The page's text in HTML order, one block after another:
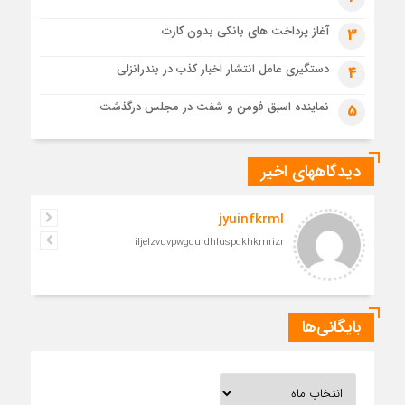
مراسم تشییع پیکر رهبر شهید در قم به پایان رسید3 آغاز پرداخت های بانکی بدون کارت
4 دستگیری عامل انتشار اخبار کذب در بندرانزلی
5 نماینده اسبق فومن و شفت در مجلس درگذشت
دیدگاههای اخیر
jyuinfkrml
iljelzvuvpwgqurdhluspdkhkmrizr
بایگانی‌ها
بایگانی‌ها